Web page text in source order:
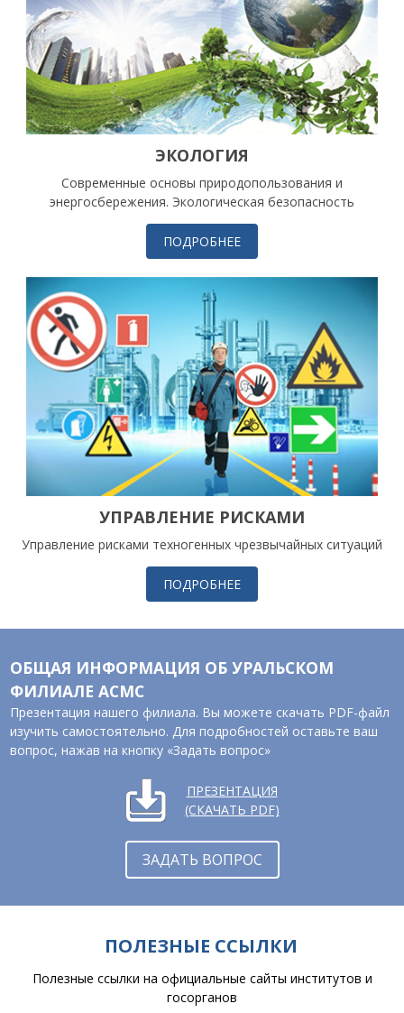
ЭКОЛОГИЯ
Современные основы природопользования и
энергосбережения. Экологическая безопасность
ПОДРОБНЕЕ
УПРАВЛЕНИЕ РИСКАМИ
Управление рисками техногенных чрезвычайных ситуаций
ПОДРОБНЕЕ
ОБЩАЯ ИНФОРМАЦИЯ ОБ УРАЛЬСКОМ
ФИЛИАЛЕ АСМС
Презентация нашего филиала. Вы можете скачать PDF-файл
изучить самостоятельно. Для подробностей оставьте ваш
вопрос, нажав на кнопку «Задать вопрос»
ПРЕЗЕНТАЦИЯ
(СКАЧАТЬ PDF)
ЗАДАТЬ ВОПРОС
ПОЛЕЗНЫЕ ССЫЛКИ
Полезные ссылки на официальные сайты институтов и
госорганов